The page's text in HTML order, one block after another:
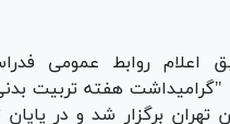
اعلام روابط عمومی
برگزار شد و در